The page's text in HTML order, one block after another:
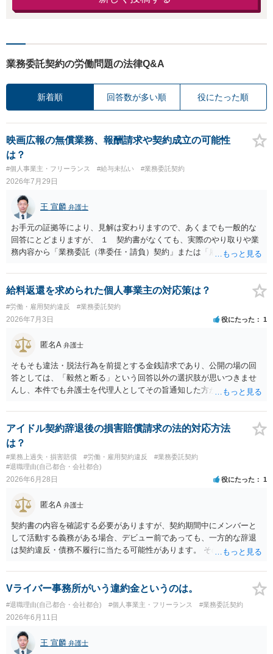
業務委託契約の労働問題の法律Q&A
新着順 回答数が多い順 役にたった順
映画広報の無償業務、報酬請求や契約成立の可能性
は？
#個人事業主・フリーランス #給与未払い #業務委託契約
2026年7月29日
王 宣麟 弁護士
お手元の証拠等により、見解は変わりますので、あくまでも一般的な
回答にとどまりますが、 １ 契約書がなくても、実際のやり取りや業
務内容から「業務委託（準委任・請負）契約」または「雇用契約」が
ランティア・無償協力という色彩が強かった場合には、契約内容（有
償か無償か）について当事者間の認識が大きな争点となり得ます。
２ 上記を前提に、これまでの業務についても、有償の業務委託契約
や雇用契約が成立していた前提で給与を請求するルートなどが理論上
考えられます。 もっとも、裁判等で必ず認められるわけではなく、当
事者の認識やメール・チャットの内容等の証拠関係によって結論が変
わります。 ３ 報酬額については、事前の取決めがなくても、同種業
務の相場や通常の報酬水準を基準に「相当額」を算定して請求するこ
と自体は法律上否定されません。 ただし、相手方が「無償のつもりだ
った」と反論する可能性も高く、請求額の全額がそのまま認められる
とは限らないため、交渉の場面では「理論上の満額」と「現実的な落
としどころ」を分けて考える必要があります。 ４ 制作側から名刺が
支給され、その肩書きで外部と打合せ・広報活動を行っていた事実
は、「プロジェクトの一員として継続的に業務を担当していた」こと
を裏付ける有力な事情になります。もっとも、名刺の存在だけで有償
契約や具体的な報酬額が自動的に認められるわけではなく、あくまで
他の証拠と併せて評価される位置付けです。 ５ 今後も関わる場合
は、業務範囲、報酬、期間・解約条件、著作権・クレジット表記、費
用負担等を明確に定めた業務委託契約書を締結しておくことを強くお
すすめします。円満な話し合いのためには、 ・これまでの業務内容・
負担を時系列で整理し事実関係を共有すること ・「過去の貢献への最
低限の謝意・一部清算」と「今後の関係・契約条件」の双方につい
て、複数の選択肢を用意して提案すること を意識されるとよいかと思
います。 いずれにしても、契約書がないまま継続してきた経緯や、お
互いの認識・証拠関係によって結論が左右されるため、この回答はあ
くまで一般論にとどまるものです。 具体的な見通しや請求可能額の目
安については、実際のメール・チャット・業務内容の資料をお持ちの
うえ、弁護士に個別相談されることをおすすめします。
給料返還を求められた個人事業主の対応策は？
#労働・雇用契約違反 #業務委託契約
2026年7月3日 役にたった 1
匿名A 弁護士
そもそも違法・脱法行為を前提とする金銭請求であり、公開の場の回
答としては、「毅然と断る」という回答以外の選択肢が思いつきませ
んし、本件でも弁護士を代理人としてその旨通知した方がよい事案で
アイドル契約辞退後の損害賠償請求の法的対応方法
は？
#業務上過失・損害賠償 #労働・雇用契約違反
#業務委託契約
#退職理由(自己都合・会社都合)
2026年6月28日 役にたった 1
匿名A 弁護士
契約書の内容を確認する必要がありますが、契約期間中にメンバーと
して活動する義務がある場合、デビュー前であっても、一方的な辞退
は契約違反・債務不履行に当たる可能性があります。 そのため、運営
費用、ライブ準備費用、レッスン関係費用なども、辞退によって実際
に追加で発生した合理的費用であれば、損害として主張される可能性
があります。 もっとも、運営側の請求額がそのまま認められるわけで
はありません。各費目について、具体的な損害、金額、辞退との因果
関係を示す必要があります。特に「レッスン費用無料」と表示されて
いた場合、辞退後に講師代やスタジオ代を当然に全額請求できるかは
慎重な検討が必要です。 また「家庭の事情」が正当な辞退理由になる
Vライバー事務所がいう違約金というのは。
#退職理由(自己都合・会社都合) #個人事業主・フリーランス #業務委託契約
2026年6月11日
王 宣麟 弁護士